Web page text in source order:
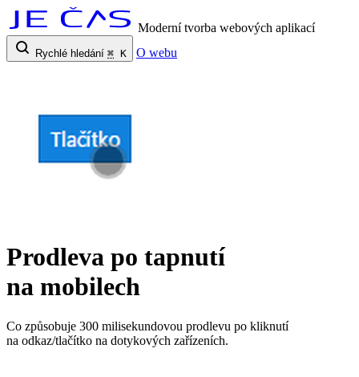
Moderní tvorba webových aplikací
Rychlé hledání ⌘ K O webu
Prodleva po tapnutí
na mobilech
Co způsobuje 300 milisekundovou prodlevu po kliknutí
na odkaz/tlačítko na dotykových zařízeních.